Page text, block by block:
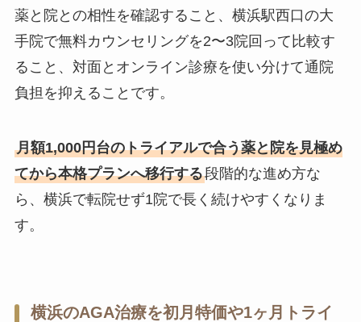
薬と院との相性を確認すること、横浜駅西口の大
手院で無料カウンセリングを2〜3院回って比較す
ること、対面とオンライン診療を使い分けて通院
負担を抑えることです。
月額1,000円台のトライアルで合う薬と院を見極め
てから本格プランへ移行する段階的な進め方な
ら、横浜で転院せず1院で長く続けやすくなりま
す。
横浜のAGA治療を初月特価や1ヶ月トライ